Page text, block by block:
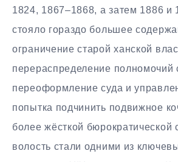
1824, 1867–1868, а затем 1886 и
стояло гораздо большее
ограничение старой ханской
перераспределение полномочий
переоформление суда и
попытка подчинить подвижное
более жёсткой бюрократической
волость стали одними из